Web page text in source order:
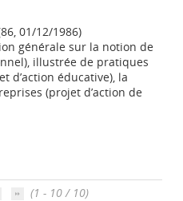
01/12/1986)
générale sur la notion de
illustrée de pratiques
d’action éducative), la
(projet d’action de
(1 - 10 / 10)
!